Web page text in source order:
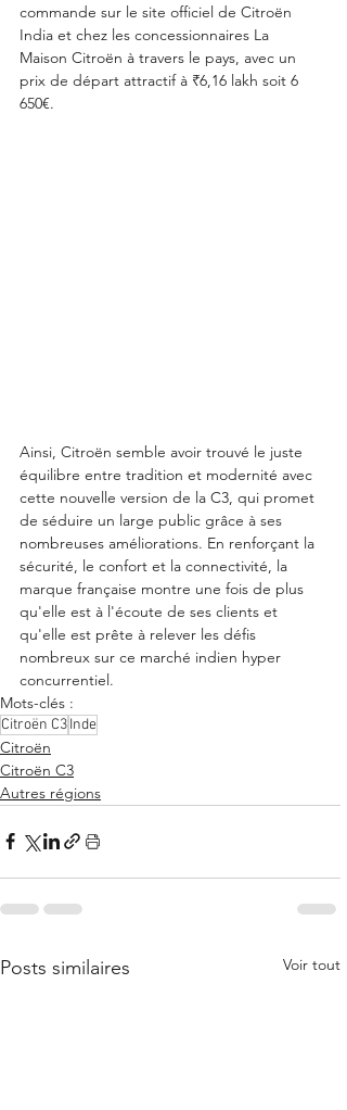
commande sur le site officiel de Citroën
India et chez les concessionnaires La
Maison Citroën à travers le pays, avec un
prix de départ attractif à ₹6,16 lakh soit 6
650€.
Ainsi, Citroën semble avoir trouvé le juste
équilibre entre tradition et modernité avec
cette nouvelle version de la C3, qui promet
de séduire un large public grâce à ses
nombreuses améliorations. En renforçant la
sécurité, le confort et la connectivité, la
marque française montre une fois de plus
qu'elle est à l'écoute de ses clients et
qu'elle est prête à relever les défis
nombreux sur ce marché indien hyper
concurrentiel.
Mots-clés :
Citroën C3Inde
Citroën
Citroën C3
Autres régions
Posts similaires Voir tout